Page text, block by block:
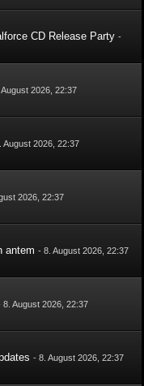
CD Release Party -
August 2026, 22:37
August 2026, 22:37
2026, 22:37
antem -8. August 2026, 22:37
8. August 2026, 22:37
-8. August 2026, 22:37